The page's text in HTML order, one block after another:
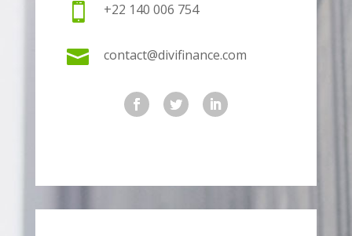
 +22 140 006 754
 contact@divifinance.com